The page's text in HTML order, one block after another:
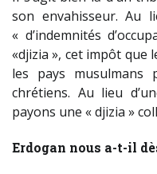
son envahisseur. Au
« d’indemnités
«djizia », cet impôt que
les pays
chrétiens. Au lieu
payons une « djizia »
Erdogan nous a-t-il